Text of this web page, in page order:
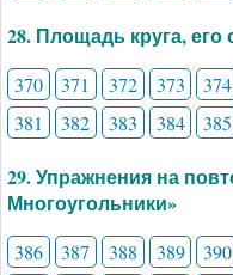
28. Площадь круга, его
370 371 372 373 374
381
382 383 384 385
29. Упражнения на
Многоугольники»
386 387 388 389 390